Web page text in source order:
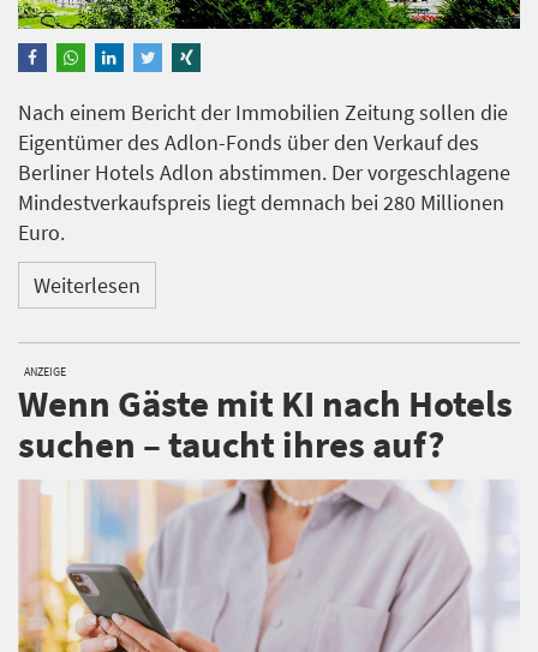
Nach einem Bericht der Immobilien Zeitung sollen die
Eigentümer des Adlon-Fonds über den Verkauf des
Berliner Hotels Adlon abstimmen. Der vorgeschlagene
Mindestverkaufspreis liegt demnach bei 280 Millionen
Euro.
Weiterlesen
ANZEIGE
Wenn Gäste mit KI nach Hotels
suchen – taucht ihres auf?